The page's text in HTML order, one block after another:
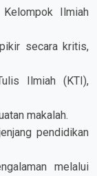
Kelompok Ilmiah
secara kritis,
Ilmiah (KTI),
makalah.
pendidikan
melalui